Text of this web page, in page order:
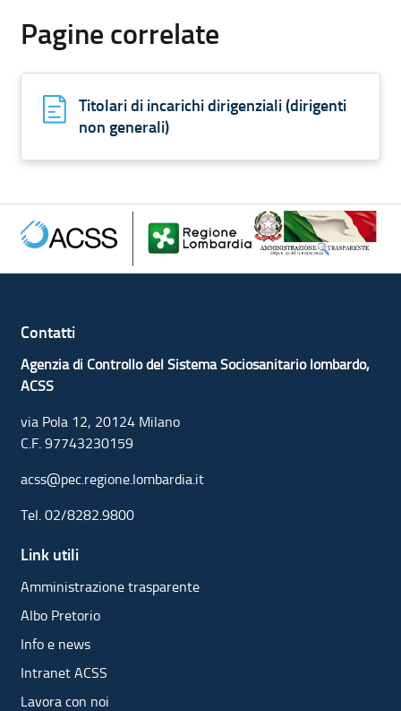
Pagine correlate
Titolari di incarichi dirigenziali (dirigenti
non generali)
Contatti
Agenzia di Controllo del Sistema Sociosanitario lombardo,
ACSS
via Pola 12, 20124 Milano
C.F. 97743230159
acss@pec.regione.lombardia.it
Tel.02/8282.9800
Link utili
Amministrazione trasparente
Albo Pretorio
Info e news
Intranet ACSS
Lavora con noi